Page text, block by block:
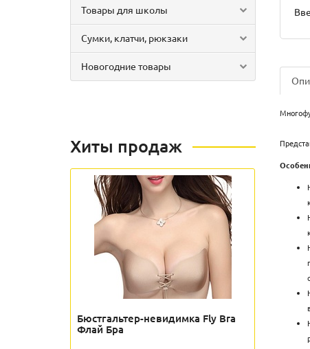
Товары для школы
Сумки, клатчи, рюкзаки
Новогодние товары
Хиты продаж
Бюстгальтер-невидимка Fly Bra
Флай Бра